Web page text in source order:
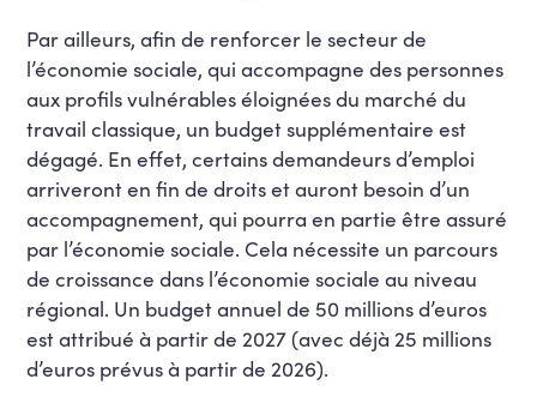
Par ailleurs, afin de renforcer le secteur de
l’économie sociale, qui accompagne des personnes
aux profils vulnérables éloignées du marché du
travail classique, un budget supplémentaire est
dégagé. En effet, certains demandeurs d’emploi
arriveront en fin de droits et auront besoin d’un
accompagnement, qui pourra en partie être assuré
par l’économie sociale. Cela nécessite un parcours
de croissance dans l’économie sociale au niveau
régional. Un budget annuel de 50 millions d’euros
est attribué à partir de 2027 (avec déjà 25 millions
d’euros prévus à partir de 2026).